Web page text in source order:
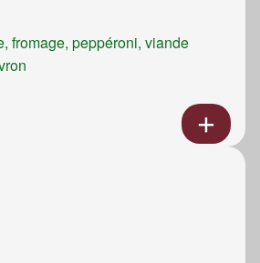
fromage, peppéroni, viande